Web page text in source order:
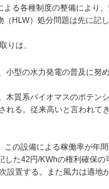
る各種制度の整備により
HLW）処分問題は先に記
りは、
型の水力発電の普及に努め
木質系バイオマスのポテン
れる。従来高いと言われて
の設備による稼働率が年
た42円/KWhの権利確保の
設置する。また風力は適地